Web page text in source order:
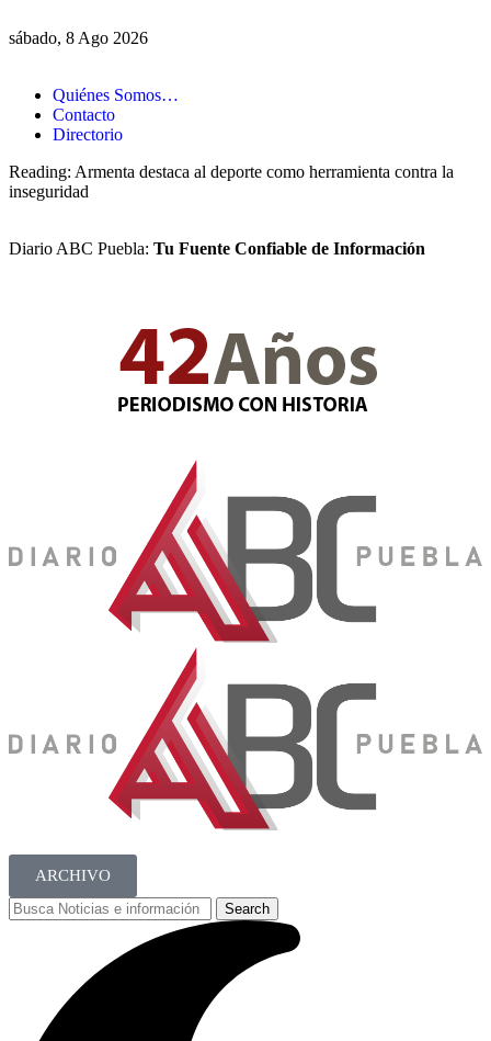
sábado, 8 Ago 2026
Quiénes Somos…
Contacto
Directorio
Reading: Armenta destaca al deporte como herramienta contra la
inseguridad
Diario ABC Puebla: Tu Fuente Confiable de Información
ARCHIVO